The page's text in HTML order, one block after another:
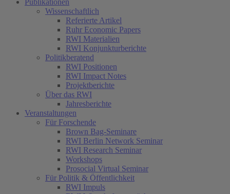
Publikationen
Wissenschaftlich
Referierte Artikel
Ruhr Economic Papers
RWI Materialien
RWI Konjunkturberichte
Politikberatend
RWI Positionen
RWI Impact Notes
Projektberichte
Über das RWI
Jahresberichte
Veranstaltungen
Für Forschende
Brown Bag-Seminare
RWI Berlin Network Seminar
RWI Research Seminar
Workshops
Prosocial Virtual Seminar
Für Politik & Öffentlichkeit
RWI Impuls